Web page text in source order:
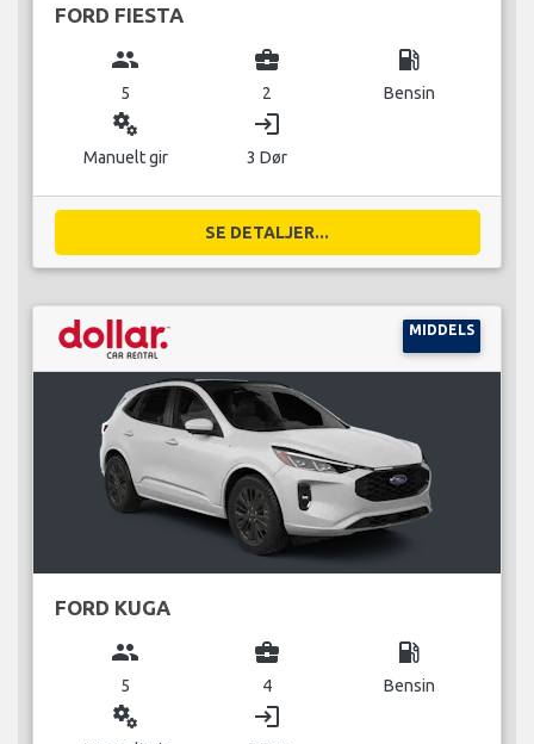
FORD FIESTA
group
5
business_center
2
local_gas_station
Bensin
miscellaneous_services
Manuelt gir
login
3 Dør
SE DETALJER...
MIDDELS
FORD KUGA
group
5
business_center
4
local_gas_station
Bensin
miscellaneous_services login